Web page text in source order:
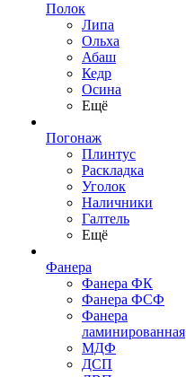
Полок
Липа
Ольха
Абаш
Кедр
Осина
Ещё
Погонаж
Плинтус
Раскладка
Уголок
Наличники
Галтель
Ещё
Фанера
Фанера ФК
Фанера ФСФ
Фанера
ламинированная
МДФ
ДСП